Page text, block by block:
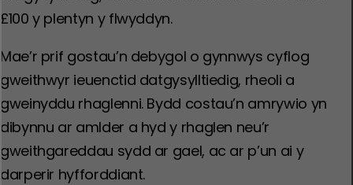
£100 y plentyn y flwyddyn.
Mae’r prif gostau’n debygol o gynnwys cyflog
gweithwyr ieuenctid datgysylltiedig, rheoli a
gweinyddu rhaglenni. Bydd costau’n amrywio yn
dibynnu ar amlder a hyd y rhaglen neu’r
gweithgareddau sydd ar gael, ac ar p’un ai y
darperir hyfforddiant.